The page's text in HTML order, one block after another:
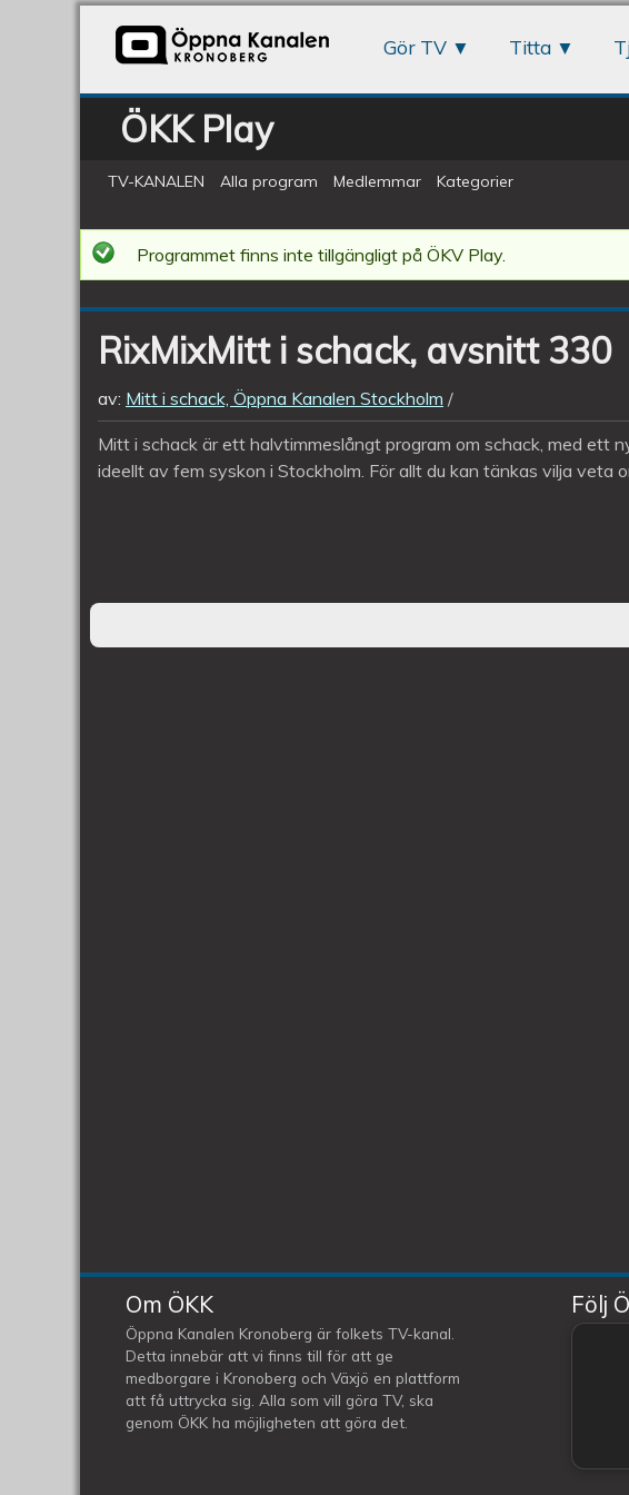
Gör TV Titta
ÖKK Play
TV-KANALEN Alla program Medlemmar Kategorier
RixMixMitt
i
schack,
avsnitt
330
Programmet finns inte tillgängligt på ÖKV Play.
RixMixMitt i schack, avsnitt 330
av: Mitt i schack, Öppna Kanalen Stockholm
Mitt i schack är ett halvtimmeslångt program om schack, med ett
ideellt av fem syskon i Stockholm. För allt du kan tänkas vilja veta
Om ÖKK
Öppna Kanalen Kronoberg är folkets TV-kanal.
Detta innebär att vi finns till för att ge
medborgare i Kronoberg och Växjö en plattform
att få uttrycka sig. Alla som vill göra TV, ska
genom ÖKK ha möjligheten att göra det.
Följ